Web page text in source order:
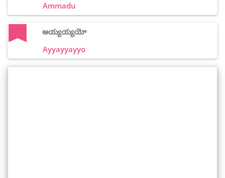
Ammadu
అయ్యయ్యయో
Ayyayyayyo